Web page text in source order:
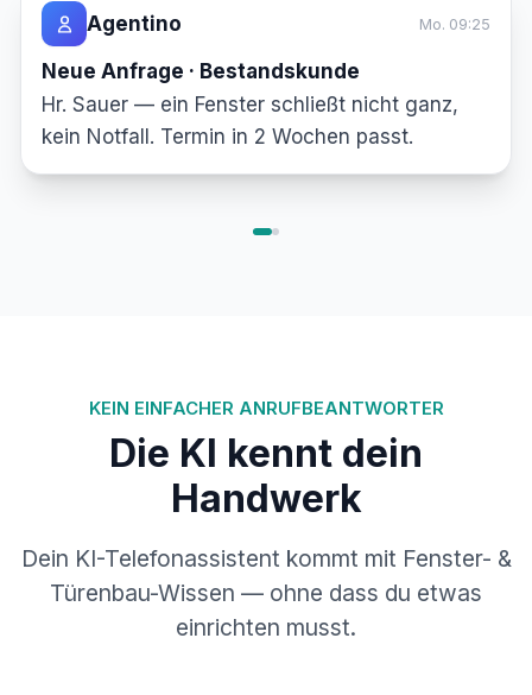
Agentino Mo. 09:25
Neue Anfrage · Bestandskunde
Hr. Sauer — ein Fenster schließt nicht ganz,
kein Notfall. Termin in 2 Wochen passt.
Agentino
Fam. Ritter — 6 Fenster austauschen, Angebot
gewünscht.
KEIN EINFACHER ANRUFBEANTWORTER
Die KI kennt dein
Handwerk
Dein KI-Telefonassistent kommt mit Fenster- &
Türenbau-Wissen — ohne dass du etwas
einrichten musst.